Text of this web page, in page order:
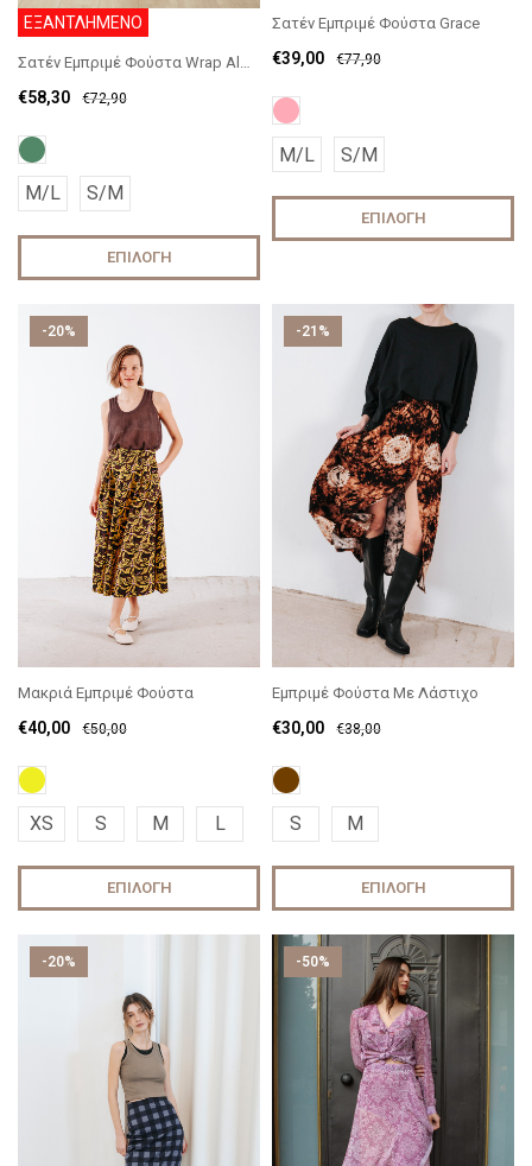
ΕΞΑΝΤΛΗΜΕΝΟ
€72,90
€58,30
M/L S/M
ΕΠΙΛΟΓΉ
Σατέν Εμπριμέ Φούστα Grace
€77,90
€39,00
M/L S/M
ΕΠΙΛΟΓΉ
-20%
Μακριά Εμπριμέ Φούστα
€50,00
€40,00
XS S M L
ΕΠΙΛΟΓΉ
-21%
Εμπριμέ Φούστα Με Λάστιχο
€38,00
€30,00
S M
ΕΠΙΛΟΓΉ
-20% -50%